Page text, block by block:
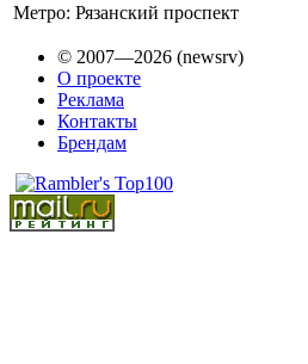
Метро: Рязанский проспект
© 2007—2026 (newsrv)
О проекте
Реклама
Контакты
Брендам